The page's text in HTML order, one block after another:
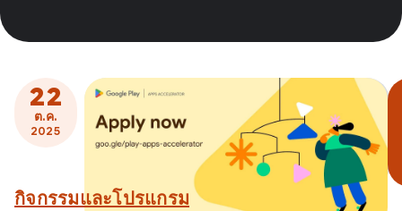
22
ต.ค.
2025
กิจกรรมและโปรแกรม